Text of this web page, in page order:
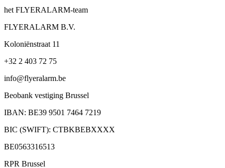
het FLYERALARM-team
FLYERALARM B.V.
Koloniënstraat 11
+32 2 403 72 75
info@flyeralarm.be
Beobank vestiging Brussel
IBAN: BE39 9501 7464 7219
BIC (SWIFT): CTBKBEBXXXX
BE0563316513
RPR Brussel